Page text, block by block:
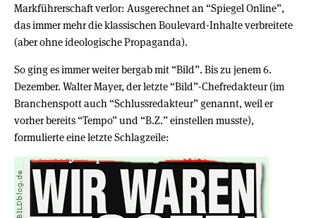
Markführerschaft verlor: Ausgerechnet an “Spiegel Online”,
das immer mehr die klassischen Boulevard-Inhalte verbreitete
(aber ohne ideologische Propaganda).
So ging es immer weiter bergab mit “Bild”. Bis zu jenem 6.
Dezember. Walter Mayer, der letzte “Bild”-Chefredakteur (im
Branchenspott auch “Schlussredakteur” genannt, weil er
vorher bereits “Tempo” und “B.Z.” einstellen musste),
formulierte eine letzte Schlagzeile: